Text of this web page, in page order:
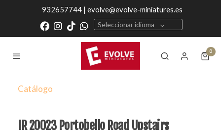
932657744 | evolve@evolve-miniatures.es
Seleccionar idioma
0
Catálogo
IR 20023 Portobello Road Upstairs